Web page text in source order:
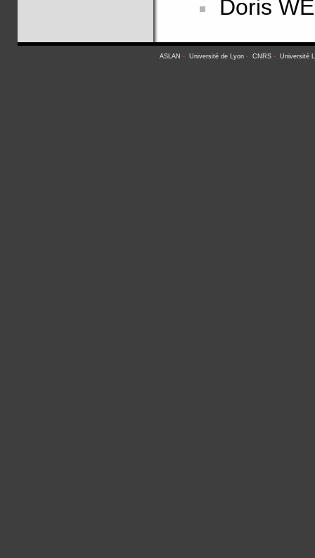
Doris
ASLAN - Université de Lyon- CNRS- Université